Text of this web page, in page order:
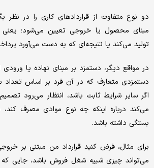
دو نوع متفاوت از قراردادهای کاری را در نظر
مبنای محصول یا خروجی تعیین می‌شود؛ یعنی
تولید می‌کند یا نتیجه‌ای که به دست می‌آورد
در مواقع دیگر، دستمزد بر مبنای نهاده یا
دستمزدی متعارف که در آن فرد بر اساس تعداد
اگر سایر شرایط ثابت باشد، انتظار می‌رود
می‌کند درباره اینکه چه نوع موادی مصرف کند،
بستگی داشته باشد.
برای مثال، فرض کنید قرارداد من مبتنی بر
می‌تواند چیزی شبیه شغل فروش باشد، جایی